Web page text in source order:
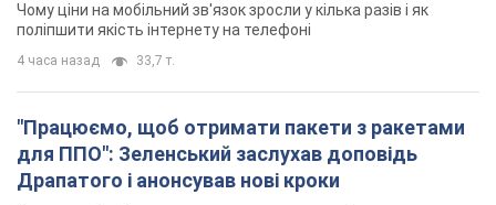
Чому ціни на мобільний зв'язок зросли у кілька разів і як
поліпшити якість інтернету на телефоні
4 часа назад 33,7 т.
"Працюємо, щоб отримати пакети з ракетами
для ППО": Зеленський заслухав доповідь
Драпатого і анонсував нові кроки